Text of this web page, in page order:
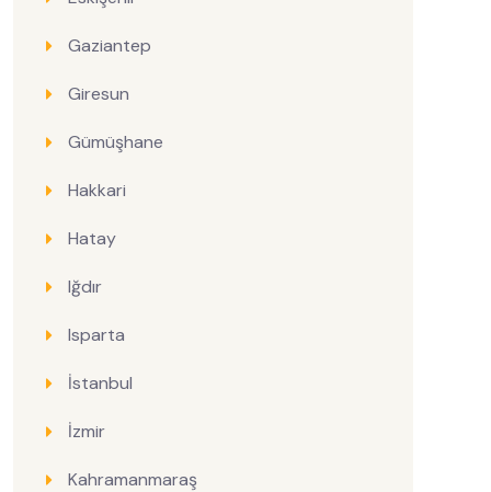
Gaziantep
Giresun
Gümüşhane
Hakkari
Hatay
Iğdır
Isparta
İstanbul
İzmir
Kahramanmaraş